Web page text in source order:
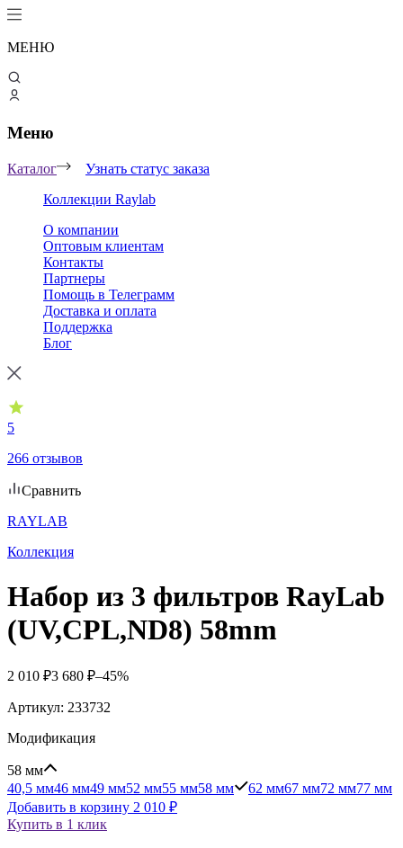
МЕНЮ
Меню
Каталог
Узнать статус заказа
Коллекции Raylab
О компании
Оптовым клиентам
Контакты
Партнеры
Помощь в Телеграмм
Доставка и оплата
Поддержка
Блог
5
266 отзывов
Сравнить
RAYLAВ
Коллекция
Набор из 3 фильтров RayLab
(UV,CPL,ND8) 58mm
2 010 ₽3 680 ₽–45%
Артикул: 233732
Модификация
58 мм
40,5 мм46 мм49 мм52 мм55 мм58 мм 62 мм67 мм72 мм77 мм
Добавить в корзину 2 010 ₽
Купить в 1 клик